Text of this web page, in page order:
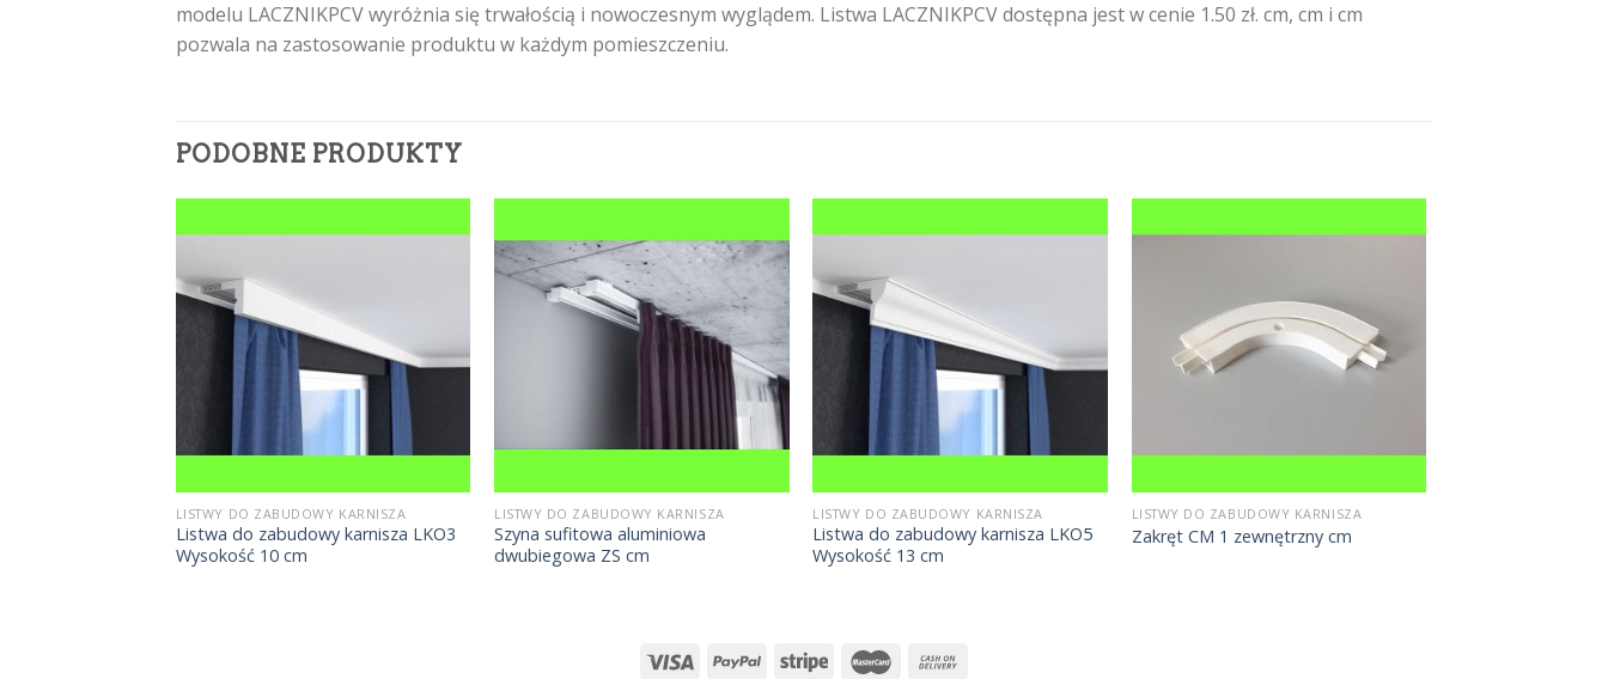
modelu LACZNIKPCV wyróżnia się trwałością i nowoczesnym wyglądem. Listwa LACZNIKPCV dostępna jest w cenie 1.50 zł. cm, cm i cm
pozwala na zastosowanie produktu w każdym pomieszczeniu.
PODOBNE PRODUKTY
LISTWY DO ZABUDOWY KARNISZA
Listwa do zabudowy karnisza LKO3
Wysokość 10 cm
LISTWY DO ZABUDOWY KARNISZA
Szyna sufitowa aluminiowa
dwubiegowa ZS cm
LISTWY DO ZABUDOWY KARNISZA
Listwa do zabudowy karnisza LKO5
Wysokość 13 cm
LISTWY DO ZABUDOWY KARNISZA
Zakręt CM 1 zewnętrzny cm